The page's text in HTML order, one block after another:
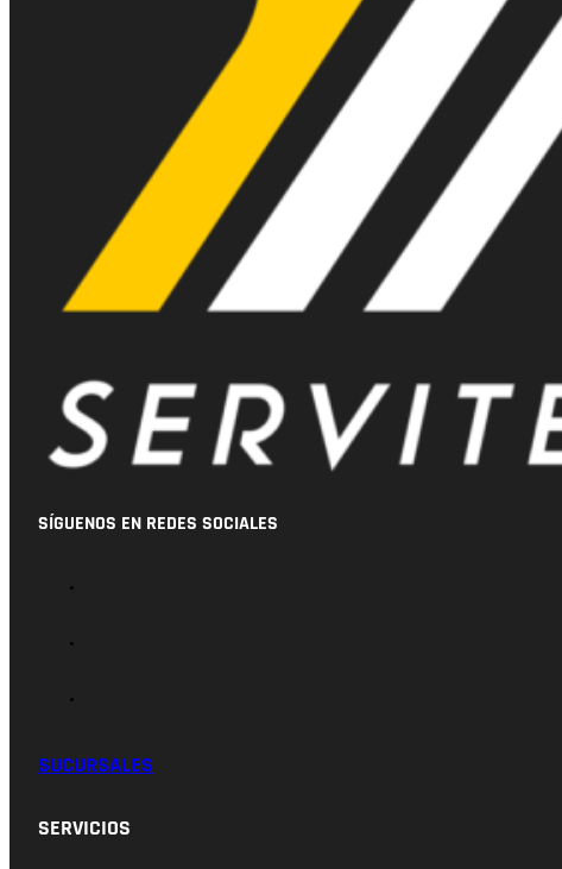
SÍGUENOS EN REDES SOCIALES
SUCURSALES
SERVICIOS